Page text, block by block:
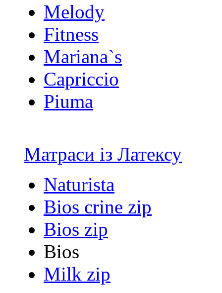
Melody
Fitness
Mariana`s
Capriccio
Piuma
Матраси із Латексу
Naturista
Bios crine zip
Bios zip
Bios
Milk zip